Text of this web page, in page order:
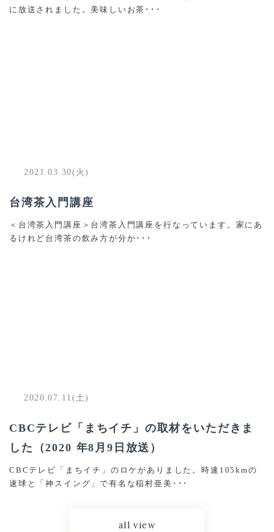
に放送されました。美味しいお茶･･･
2021.03.30(火)
台湾茶入門講座
＜台湾茶入門講座＞台湾茶入門講座を行なっています。家にあ
るけれど台湾茶の飲み方が分か･･･
2020.07.11(土)
CBCテレビ「まちイチ」の取材をいただきま
した（2020 年8月9日放送）
CBCテレビ「まちイチ」のロケがありました。時速105kmの
速球と「神スイング」で有名な稲村亜美･･･
all view